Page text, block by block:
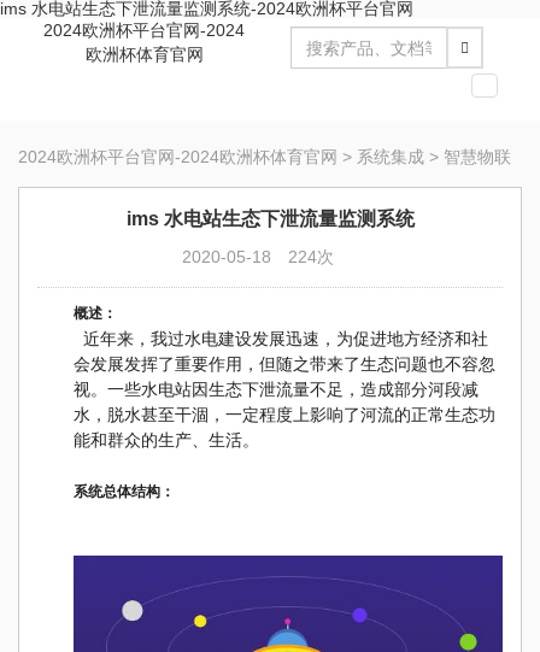
ims 水电站生态下泄流量监测系统-2024欧洲杯平台官网
2024欧洲杯平台官网-2024
欧洲杯体育官网
切
航
2024欧洲杯平台官网-2024欧洲杯体育官网 > 系统集成 > 智慧物联
ims 水电站生态下泄流量监测系统
2020-05-18 224次
概述：
近年来，我过水电建设发展迅速，为促进地方经济和社
会发展发挥了重要作用，但随之带来了生态问题也不容忽
视。一些水电站因生态下泄流量不足，造成部分河段减
水，脱水甚至干涸，一定程度上影响了河流的正常生态功
能和群众的生产、生活。
系统总体结构：